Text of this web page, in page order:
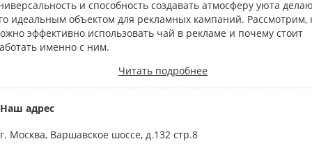
и способность создавать атмосферу уюта
идеальным объектом для рекламных кампаний. Рассмотрим,
эффективно использовать чай в рекламе и почему стоит
именно с ним.
Читать подробнее
Наш адрес
г. Москва, Варшавское шоссе, д.132 стр.8